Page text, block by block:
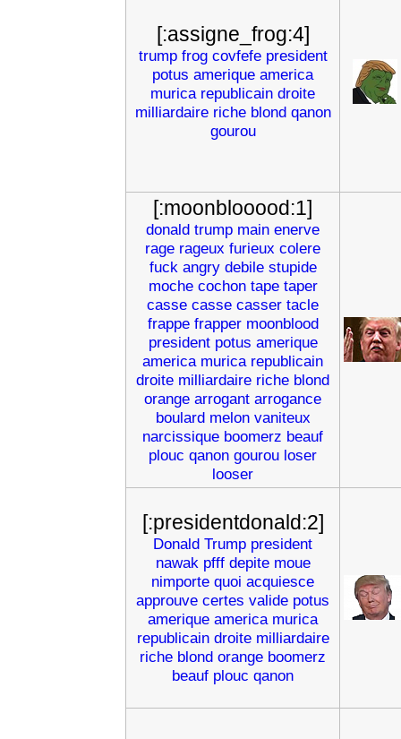
[:assigne_frog:4]
trump frog covfefe president
potus amerique america
murica republicain droite
milliardaire riche blond qanon
gourou
[:moonblooood:1]
donald trump main enerve
rage rageux furieux colere
fuck angry debile stupide
moche cochon tape taper
casse casse casser tacle
frappe frapper moonblood
president potus amerique
america murica republicain
droite milliardaire riche blond
orange arrogant arrogance
boulard melon vaniteux
narcissique boomerz beauf
plouc qanon gourou loser
looser
[:presidentdonald:2]
Donald Trump president
nawak pfff depite moue
nimporte quoi acquiesce
approuve certes valide potus
amerique america murica
republicain droite milliardaire
riche blond orange boomerz
beauf plouc qanon